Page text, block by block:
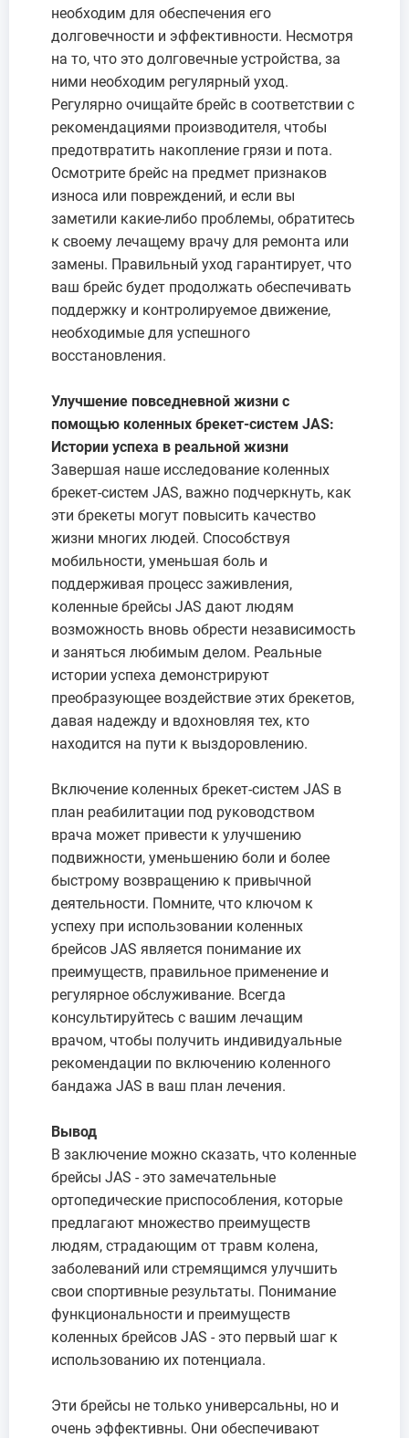
необходим для обеспечения его
долговечности и эффективности. Несмотря
на то, что это долговечные устройства, за
ними необходим регулярный уход.
Регулярно очищайте брейс в соответствии с
рекомендациями производителя, чтобы
предотвратить накопление грязи и пота.
Осмотрите брейс на предмет признаков
износа или повреждений, и если вы
заметили какие-либо проблемы, обратитесь
к своему лечащему врачу для ремонта или
замены. Правильный уход гарантирует, что
ваш брейс будет продолжать обеспечивать
поддержку и контролируемое движение,
необходимые для успешного
восстановления.
Улучшение повседневной жизни с
помощью коленных брекет-систем JAS:
Истории успеха в реальной жизни
Завершая наше исследование коленных
брекет-систем JAS, важно подчеркнуть, как
эти брекеты могут повысить качество
жизни многих людей. Способствуя
мобильности, уменьшая боль и
поддерживая процесс заживления,
коленные брейсы JAS дают людям
возможность вновь обрести независимость
и заняться любимым делом. Реальные
истории успеха демонстрируют
преобразующее воздействие этих брекетов,
давая надежду и вдохновляя тех, кто
находится на пути к выздоровлению.
Включение коленных брекет-систем JAS в
план реабилитации под руководством
врача может привести к улучшению
подвижности, уменьшению боли и более
быстрому возвращению к привычной
деятельности. Помните, что ключом к
успеху при использовании коленных
брейсов JAS является понимание их
преимуществ, правильное применение и
регулярное обслуживание. Всегда
консультируйтесь с вашим лечащим
врачом, чтобы получить индивидуальные
рекомендации по включению коленного
бандажа JAS в ваш план лечения.
Вывод
В заключение можно сказать, что коленные
брейсы JAS - это замечательные
ортопедические приспособления, которые
предлагают множество преимуществ
людям, страдающим от травм колена,
заболеваний или стремящимся улучшить
свои спортивные результаты. Понимание
функциональности и преимуществ
коленных брейсов JAS - это первый шаг к
использованию их потенциала.
Эти брейсы не только универсальны, но и
очень эффективны. Они обеспечивают